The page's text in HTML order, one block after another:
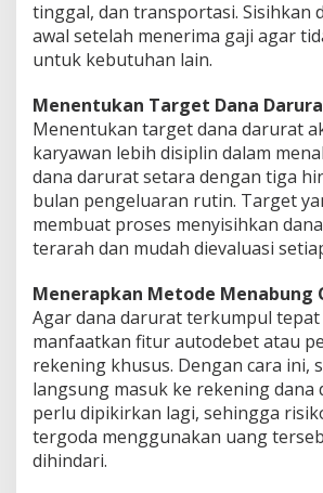
tinggal, dan transportasi. Sisihkan
awal setelah menerima gaji agar
untuk kebutuhan lain.
Menentukan Target Dana
Menentukan target dana darurat
karyawan lebih disiplin dalam
dana darurat setara dengan tiga
bulan pengeluaran rutin. Target
membuat proses menyisihkan
terarah dan mudah dievaluasi
Menerapkan Metode Menabung
Agar dana darurat terkumpul
manfaatkan fitur autodebet atau
rekening khusus. Dengan cara ini,
langsung masuk ke rekening dana
perlu dipikirkan lagi, sehingga
tergoda menggunakan uang
dihindari.